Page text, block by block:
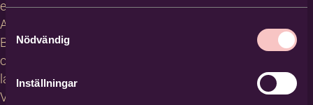
Samtyckesval
Nödvändig
Inställningar
erbjudanden
About
Bilda in
other
languages
Villkor för